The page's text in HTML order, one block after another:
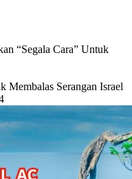
“Segala Cara” Untuk
Membalas Serangan Israel